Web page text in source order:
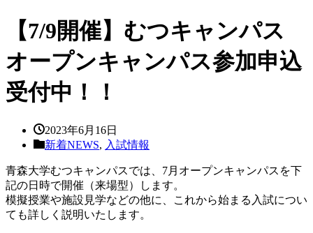
【7/9開催】むつキャンパス
オープンキャンパス参加申込
受付中！！
2023年6月16日
新着NEWS, 入試情報
青森大学むつキャンパスでは、7月オープンキャンパスを下
記の日時で開催（来場型）します。
模擬授業や施設見学などの他に、これから始まる入試につい
ても詳しく説明いたします。